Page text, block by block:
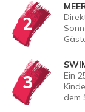
2
3
Ein
dem